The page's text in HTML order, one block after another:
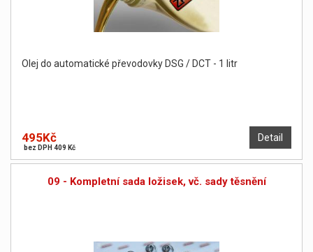
Olej do automatické převodovky DSG / DCT - 1 litr
Detail
495Kč
bez DPH 409 Kč
09 - Kompletní sada ložisek, vč. sady těsnění